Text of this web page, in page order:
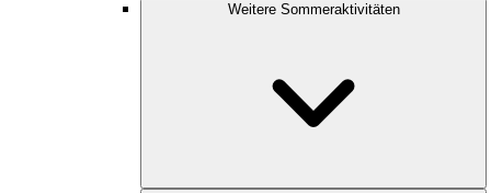
Weitere Sommeraktivitäten